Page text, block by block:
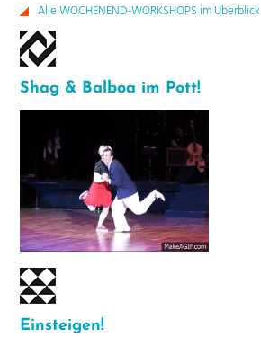
Alle WOCHENEND-WORKSHOPS im Überblick
Shag & Balboa im Pott!
Einsteigen!